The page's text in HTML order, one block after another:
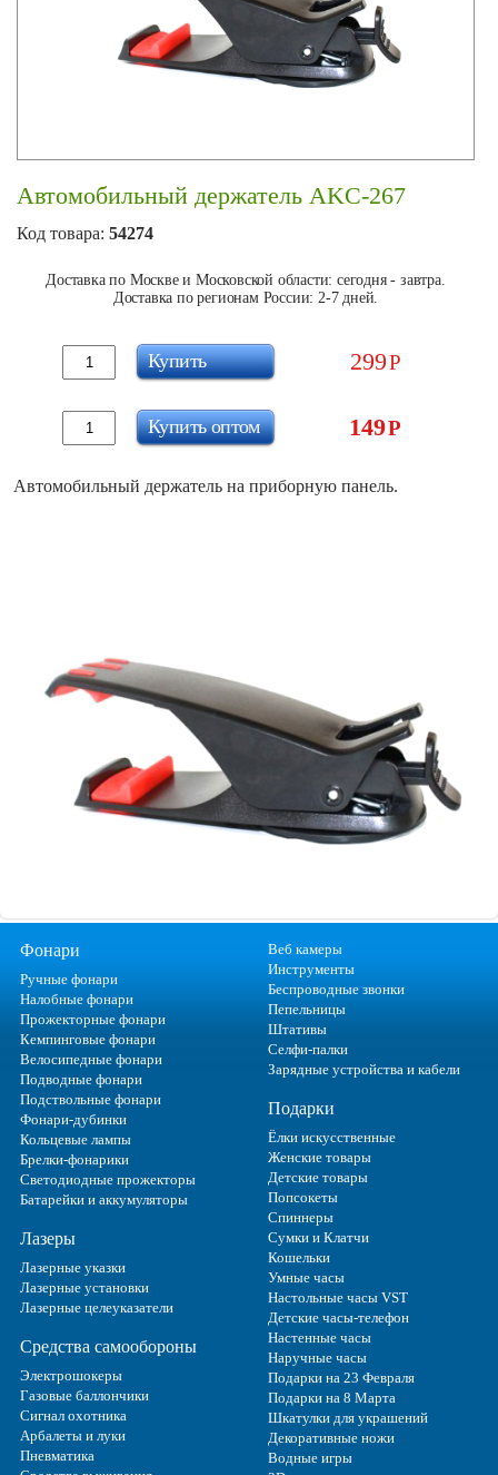
Автомобильный держатель AKC-267
Код товара: 54274
Доставка по Москве и Московской области: сегодня - завтра.
Доставка по регионам России: 2-7 дней.
299Р
Купить
149Р
Купить оптом
Автомобильный держатель на приборную панель.
Фонари
Ручные фонари
Налобные фонари
Прожекторные фонари
Кемпинговые фонари
Велосипедные фонари
Подводные фонари
Подствольные фонари
Фонари-дубинки
Кольцевые лампы
Брелки-фонарики
Светодиодные прожекторы
Батарейки и аккумуляторы
Лазеры
Лазерные указки
Лазерные установки
Лазерные целеуказатели
Средства самообороны
Электрошокеры
Газовые баллончики
Сигнал охотника
Арбалеты и луки
Пневматика
Веб камеры
Инструменты
Беспроводные звонки
Пепельницы
Штативы
Селфи-палки
Зарядные устройства и кабели
Подарки
Ёлки искусственные
Женские товары
Детские товары
Попсокеты
Спиннеры
Сумки и Клатчи
Кошельки
Умные часы
Настольные часы VST
Детские часы-телефон
Настенные часы
Наручные часы
Подарки на 23 Февраля
Подарки на 8 Марта
Шкатулки для украшений
Декоративные ножи
Водные игры